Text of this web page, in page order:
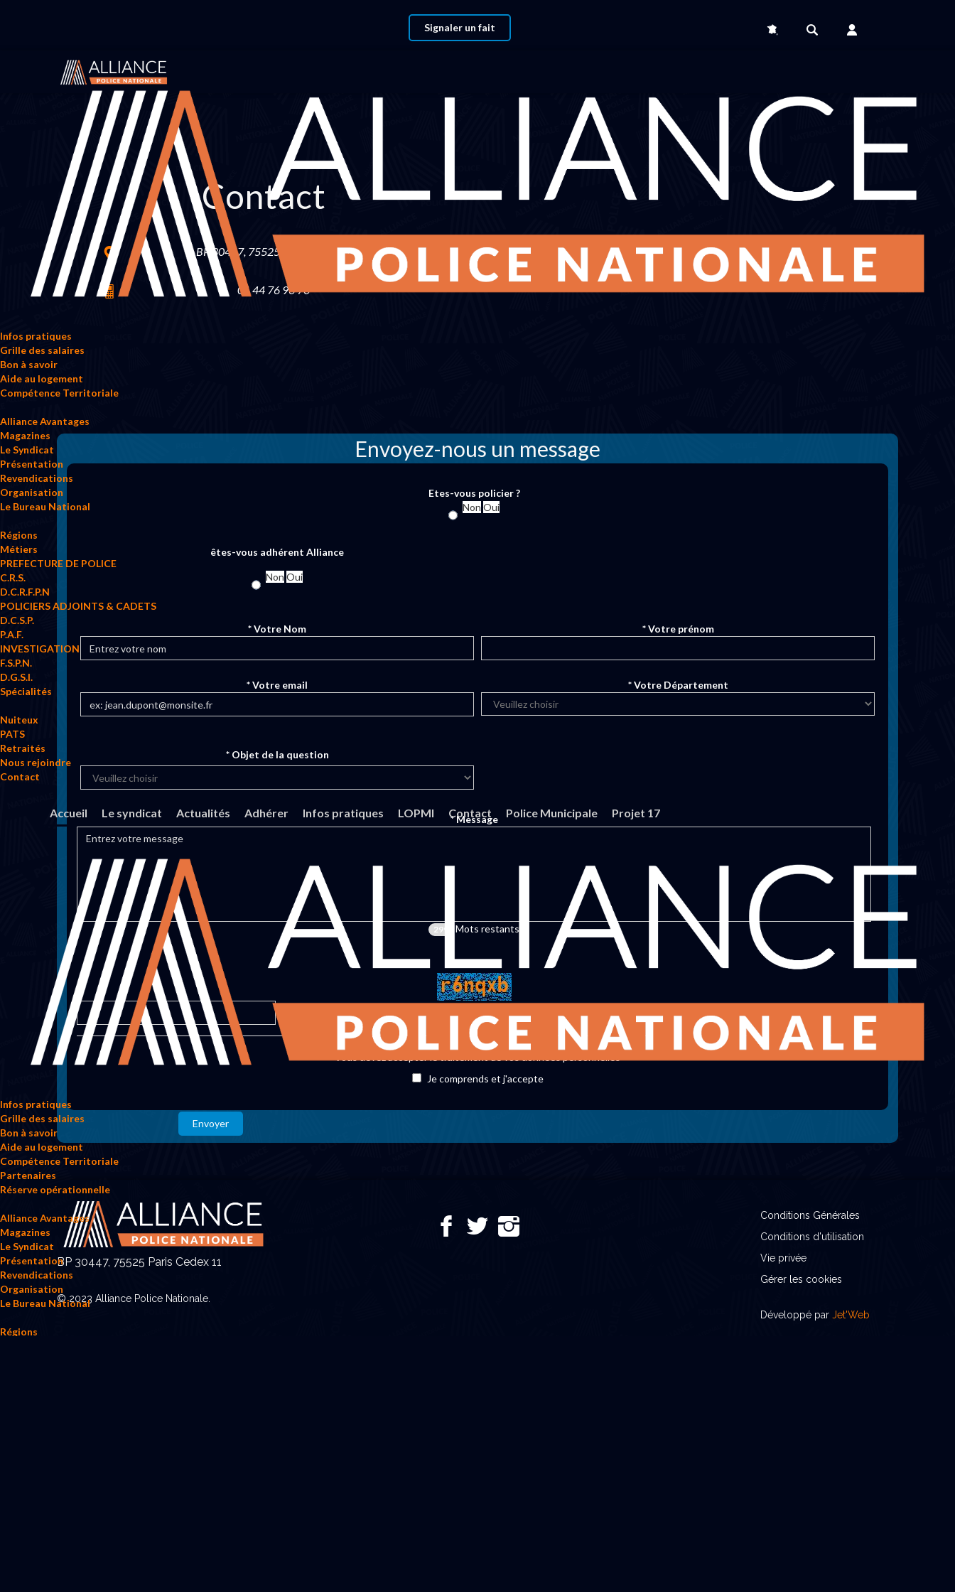
Signaler un fait
Infos pratiques
Grille des salaires
Bon à savoir
Aide au logement
Compétence Territoriale
Alliance Avantages
Magazines
Le Syndicat
Présentation
Revendications
Organisation
Le Bureau National
Régions
Métiers
PREFECTURE DE POLICE
C.R.S.
D.C.R.F.P.N
POLICIERS ADJOINTS & CADETS
D.C.S.P.
P.A.F.
INVESTIGATION
F.S.P.N.
D.G.S.I.
Spécialités
Nuiteux
PATS
Retraités
Nous rejoindre
Contact
Accueil Le syndicat Actualités Adhérer Infos pratiques LOPMI Contact Police Municipale Projet 17
Infos pratiques
Grille des salaires
Bon à savoir
Aide au logement
Compétence Territoriale
Partenaires
Réserve opérationnelle
Alliance Avantages
Magazines
Le Syndicat
Présentation
Revendications
Organisation
Le Bureau National
Régions
Contact
BP 30447, 75525 Paris Cedex 11
01 44 76 96 70
Envoyez-nous un message
Etes-vous policier ?
Non Oui
êtes-vous adhérent Alliance
Non Oui
* Votre Nom * Votre prénom
* Votre email * Votre Département
* Objet de la question
* Message
299 Mots restants
Je comprends et j'accepte
Envoyer
BP 30447, 75525 Paris Cedex 11
© 2023 Alliance Police Nationale.
Conditions Générales
Conditions d'utilisation
Vie privée
Gérer les cookies
Développé par Jet'Web